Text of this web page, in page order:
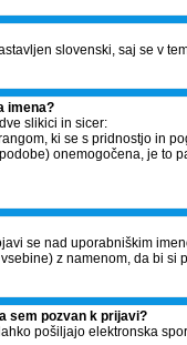
slovenski, saj se v
imena?
slikici in sicer:
ki se s pridnostjo in
onemogočena, je to
se nad uporabniškim
z namenom, da bi
sem pozvan k prijavi?
pošiljajo elektronska